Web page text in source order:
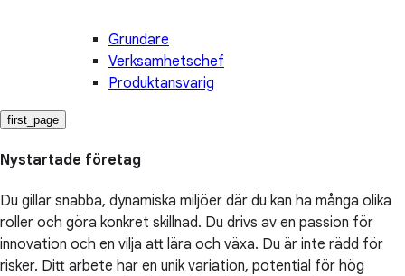
Grundare
Verksamhetschef
Produktansvarig
first_page
Nystartade företag
Du gillar snabba, dynamiska miljöer där du kan ha många olika
roller och göra konkret skillnad. Du drivs av en passion för
innovation och en vilja att lära och växa. Du är inte rädd för
risker. Ditt arbete har en unik variation, potential för hög